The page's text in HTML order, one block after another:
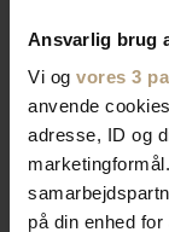
Ansvarlig brug
Vi og vores 3
anvende
adresse, ID og
på din enhed